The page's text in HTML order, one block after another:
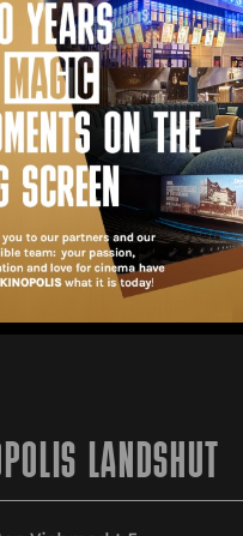
LANDSHUT